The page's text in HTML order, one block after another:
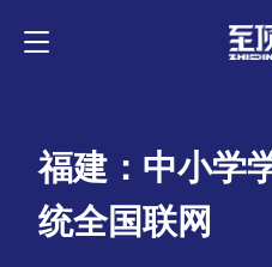
福建：中小学
统全国联网